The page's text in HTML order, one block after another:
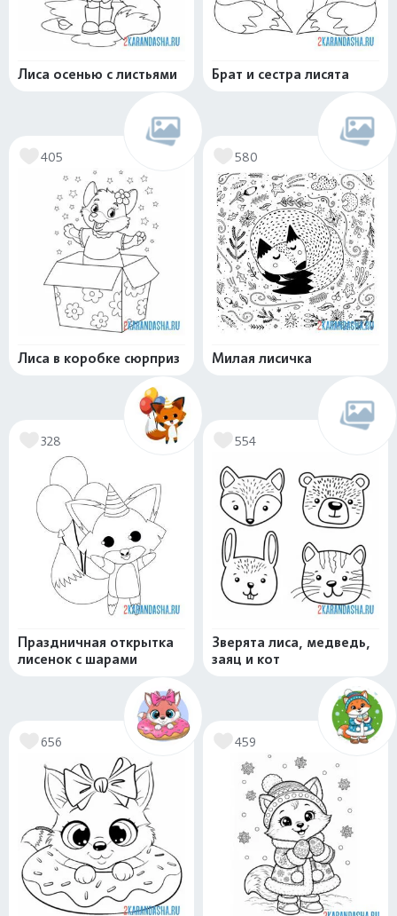
Лиса осенью с листьями Брат и сестра лисята
405
Лиса в коробке сюрприз
580
Милая лисичка
328
Праздничная открытка
лисенок с шарами
554
Зверята лиса, медведь,
заяц и кот
656 459